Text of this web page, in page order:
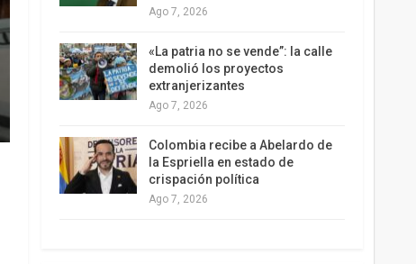
Ago 7, 2026
«La patria no se vende”: la calle
demolió los proyectos
extranjerizantes
Ago 7, 2026
Colombia recibe a Abelardo de
la Espriella en estado de
crispación política
Ago 7, 2026